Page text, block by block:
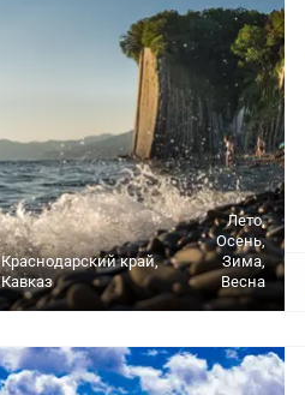
Краснодарский край,
Кавказ
Лето,
Осень,
Зима,
Весна